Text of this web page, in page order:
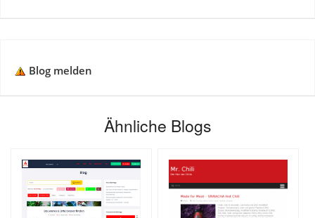
Blog melden
Ähnliche Blogs